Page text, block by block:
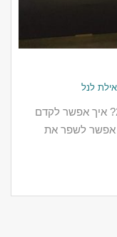
אילת לנל
איך יוצרים סביבות מותאמות למאה ה-21? איך אפשר לקדם
אפשר לשפר את